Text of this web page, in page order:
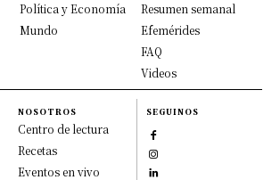
Política y Economía
Mundo
Resumen semanal
Efemérides
FAQ
Videos
NOSOTROS
Centro de lectura
Recetas
Eventos en vivo
SEGUINOS